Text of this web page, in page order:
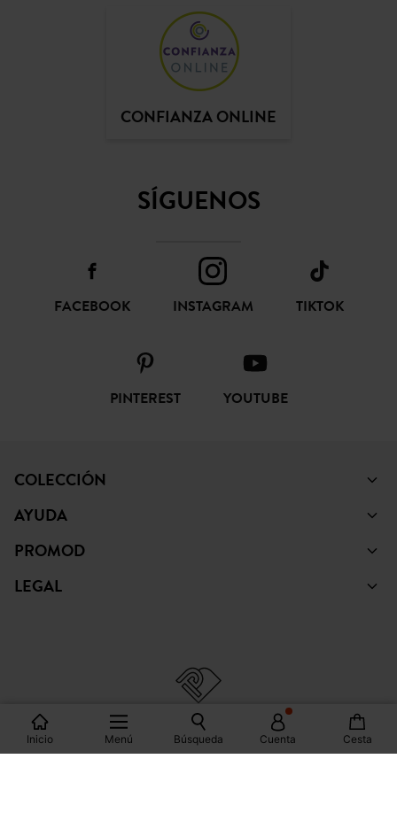
Inicio Menú Búsqueda Cuenta Cesta
CONFIANZA ONLINE
SÍGUENOS
FACEBOOK INSTAGRAM TIKTOK
PINTEREST YOUTUBE
COLECCIÓN
AYUDA
PROMOD
LEGAL